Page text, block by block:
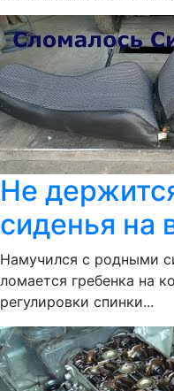
Не
сиденья на
Намучился с родными
ломается гребенка на
регулировки спинки...